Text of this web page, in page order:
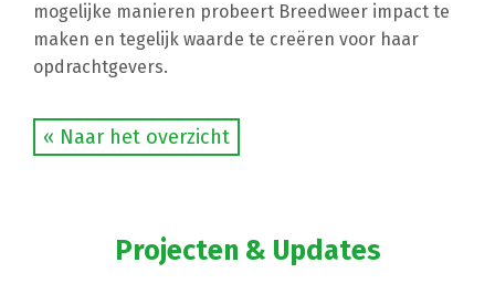
mogelijke manieren probeert Breedweer impact te
maken en tegelijk waarde te creëren voor haar
opdrachtgevers.
« Naar het overzicht
Projecten & Updates